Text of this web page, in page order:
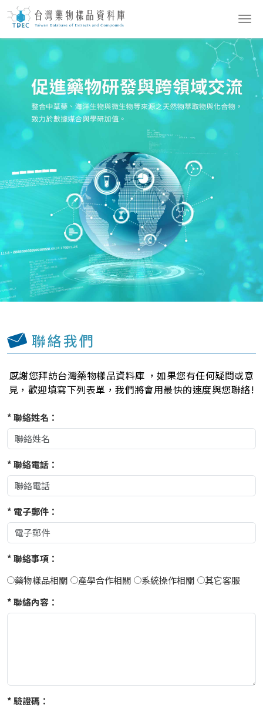
聯絡我們
感謝您拜訪台灣藥物樣品資料庫 ，如果您有任何疑問或意
見，歡迎填寫下列表單，我們將會用最快的速度與您聯絡!
* 聯絡姓名：
* 聯絡電話：
* 電子郵件：
* 聯絡事項：
藥物樣品相關
產學合作相關 系統操作相關
其它客服
* 聯絡內容：
* 驗證碼：